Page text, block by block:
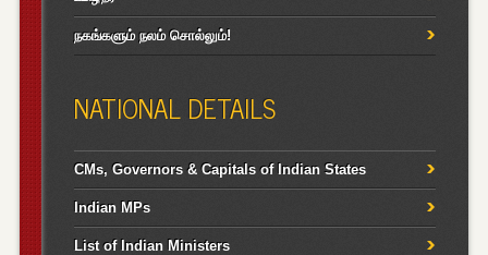
நகங்களும் நலம் சொல்லும்!
NATIONAL DETAILS
CMs, Governors & Capitals of Indian States
Indian MPs
List of Indian Ministers